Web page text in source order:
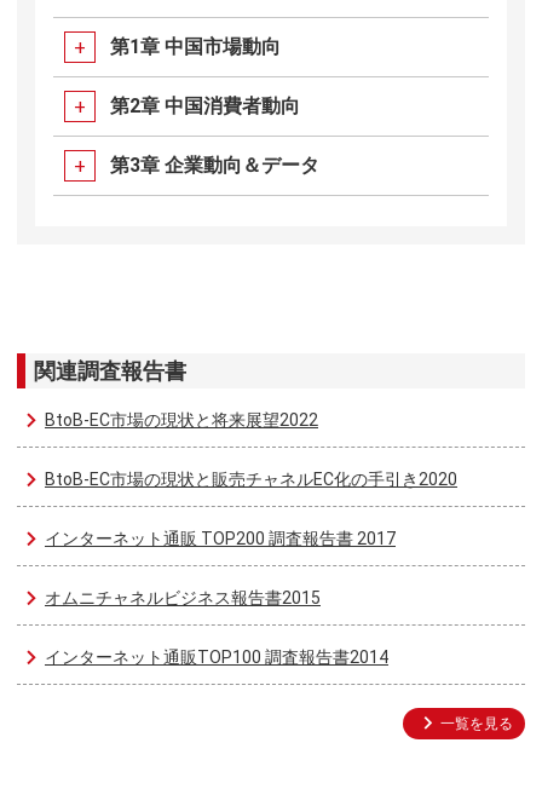
関連調査報告書
BtoB-EC市場の現状と将来展望2022
BtoB-EC市場の現状と販売チャネルEC化の手引き2020
インターネット通販 TOP200 調査報告書 2017
オムニチャネルビジネス報告書2015
インターネット通販TOP100 調査報告書2014
一覧を見る
第1章 中国市場動向
第2章 中国消費者動向
第3章 企業動向＆データ